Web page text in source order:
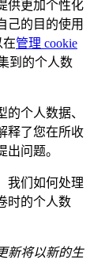
供更加个性化
己的目的使用
在管理 cookie
到的个人数
个人数据、
释了您在所收
问题。
我们如何处理
时的个人数
新将以新的生